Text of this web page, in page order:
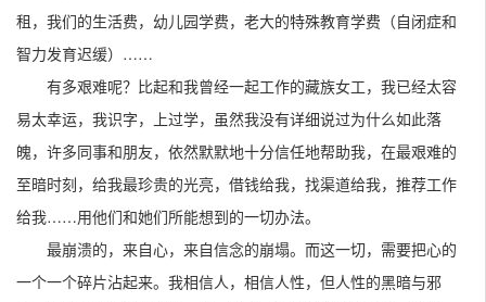
租，我们的生活费，幼儿园学费，老大的特殊教育学费（自闭症和
智力发育迟缓）……
有多艰难呢？比起和我曾经一起工作的藏族女工，我已经太容
易太幸运，我识字，上过学，虽然我没有详细说过为什么如此落
魄，许多同事和朋友，依然默默地十分信任地帮助我，在最艰难的
至暗时刻，给我最珍贵的光亮，借钱给我，找渠道给我，推荐工作
给我……用他们和她们所能想到的一切办法。
最崩溃的，来自心，来自信念的崩塌。而这一切，需要把心的
一个一个碎片沾起来。我相信人，相信人性，但人性的黑暗与邪